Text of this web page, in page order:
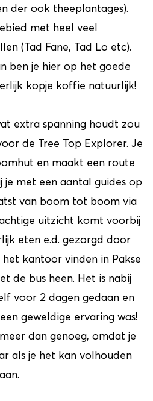
der ook theeplantages).
met heel veel
(Tad Fane, Tad Lo etc).
ben je hier op het goede
kopje koffie natuurlijk!
extra spanning houdt zou
de Tree Top Explorer. Je
en maakt een route
je met een aantal guides op
van boom tot boom via
uitzicht komt voorbij
eten e.d. gezorgd door
kantoor vinden in Pakse
de bus heen. Het is nabij
voor 2 dagen gedaan en
geweldige ervaring was!
dan genoeg, omdat je
als je het kan volhouden